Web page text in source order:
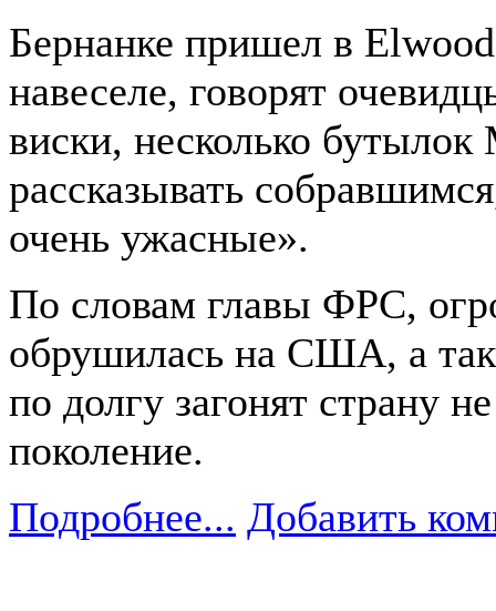
Бернанке пришел в
навеселе, говорят
виски, несколько
рассказывать
очень ужасные».
По словам главы ФРС,
обрушилась на США, а
по долгу загонят страну
поколение.
Подробнее... Добавить